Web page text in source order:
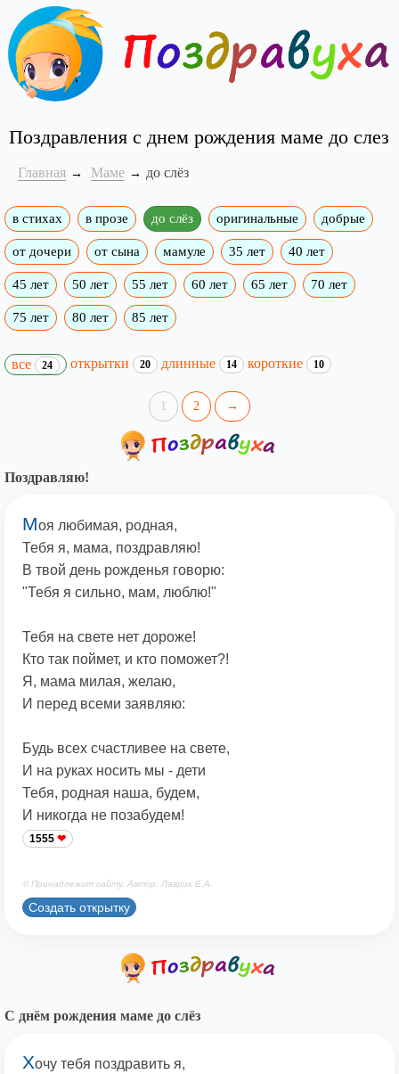
Поздравления с днем рождения маме до слез
Главная Маме до слёз
в стихах в прозе до слёз оригинальные добрые
от дочери от сына мамуле 35 лет 40 лет
45 лет 50 лет 55 лет 60 лет 65 лет 70 лет
75 лет 80 лет 85 лет
все 24 открытки 20 длинные 14 короткие 10
1 2 →
Поздравляю!
Моя любимая, родная,
Тебя я, мама, поздравляю!
В твой день рожденья говорю:
"Тебя я сильно, мам, люблю!"
Тебя на свете нет дороже!
Кто так поймет, и кто поможет?!
Я, мама милая, желаю,
И перед всеми заявляю:
Будь всех счастливее на свете,
И на руках носить мы - дети
Тебя, родная наша, будем,
И никогда не позабудем!
1555
© Принадлежит сайту. Автор: Лаврик Е.А.
Создать открытку
С днём рождения маме до слёз
Хочу тебя поздравить я,